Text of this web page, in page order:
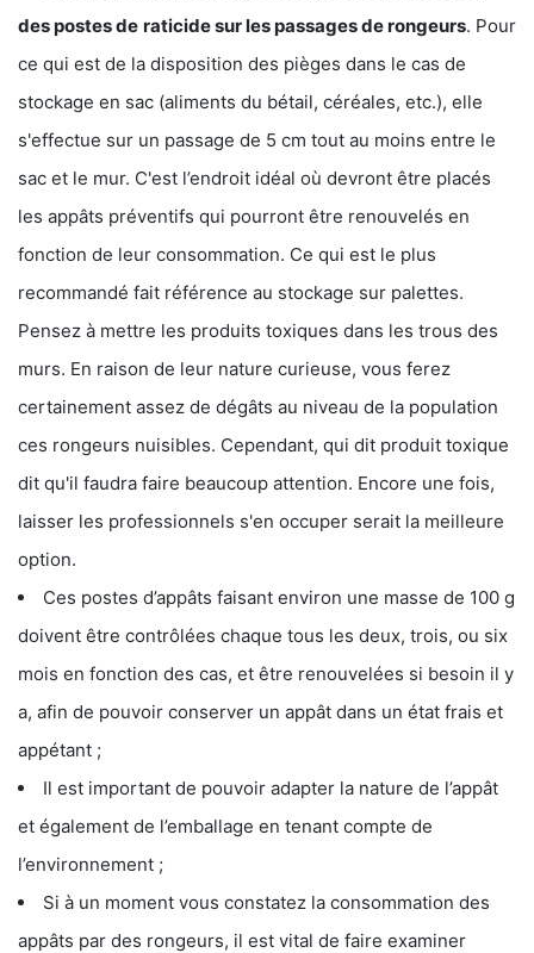
des postes de raticide sur les passages de rongeurs. Pour
ce qui est de la disposition des pièges dans le cas de
stockage en sac (aliments du bétail, céréales, etc.), elle
s'effectue sur un passage de 5 cm tout au moins entre le
sac et le mur. C'est l’endroit idéal où devront être placés
les appâts préventifs qui pourront être renouvelés en
fonction de leur consommation. Ce qui est le plus
recommandé fait référence au stockage sur palettes.
Pensez à mettre les produits toxiques dans les trous des
murs. En raison de leur nature curieuse, vous ferez
certainement assez de dégâts au niveau de la population
ces rongeurs nuisibles. Cependant, qui dit produit toxique
dit qu'il faudra faire beaucoup attention. Encore une fois,
laisser les professionnels s'en occuper serait la meilleure
option.
Ces postes d’appâts faisant environ une masse de 100 g
doivent être contrôlées chaque tous les deux, trois, ou six
mois en fonction des cas, et être renouvelées si besoin il y
a, afin de pouvoir conserver un appât dans un état frais et
appétant ;
Il est important de pouvoir adapter la nature de l’appât
et également de l’emballage en tenant compte de
l’environnement ;
Si à un moment vous constatez la consommation des
appâts par des rongeurs, il est vital de faire examiner